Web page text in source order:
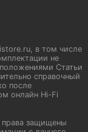
в том числе
не
Статьи
справочный
после
онлайн Hi-Fi
права защищены